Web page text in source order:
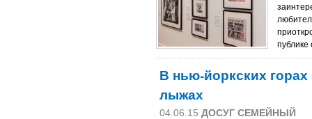
В нью-йоркских
лыжах
04.06.15 ДОСУГ СЕМЕЙНЫЙ